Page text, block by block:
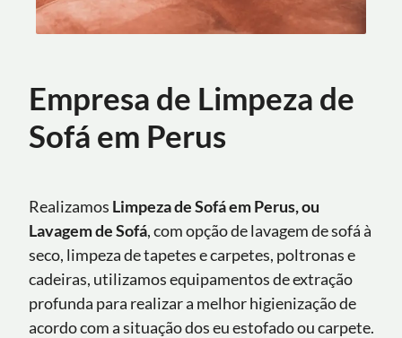
Empresa de Limpeza de
Sofá em Perus
Realizamos Limpeza de Sofá em Perus, ou
Lavagem de Sofá, com opção de lavagem de sofá à
seco, limpeza de tapetes e carpetes, poltronas e
cadeiras, utilizamos equipamentos de extração
profunda para realizar a melhor higienização de
acordo com a situação dos eu estofado ou carpete.